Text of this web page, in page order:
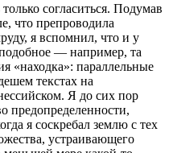
согласиться. Подумав
что препроводила
я вспомнил, что и у
— например, та
«находка»: параллельные
текстах на
Я до сих пор
предопределенности,
я соскребал землю с тех
устраивающего